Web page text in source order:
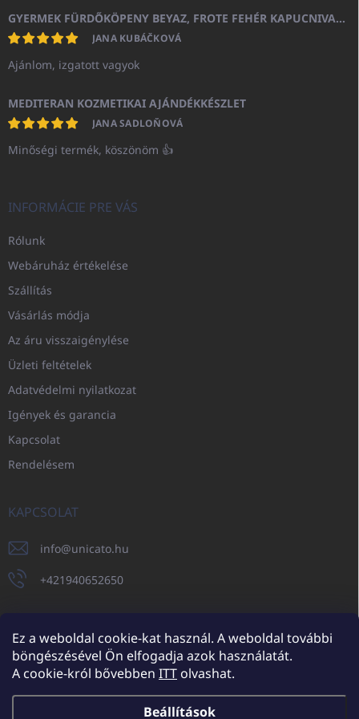
Ez a weboldal cookie-kat használ. A weboldal további
böngészésével Ön elfogadja azok használatát.
A cookie-król bővebben ITTolvashat.
Beállítások
GYERMEK FÜRDŐKÖPENY BEYAZ, FROTE FEHÉR KAPUCNIVAL (400GR)
JANA KUBÁČKOVÁ
Ajánlom, izgatott vagyok
MEDITERAN KOZMETIKAI AJÁNDÉKKÉSZLET
JANA SADLOŇOVÁ
Minőségi termék, köszönöm 👍
INFORMÁCIE PRE VÁS
Rólunk
Webáruház értékelése
Szállítás
Vásárlás módja
Az áru visszaigénylése
Üzleti feltételek
Adatvédelmi nyilatkozat
Igények és garancia
Kapcsolat
Rendelésem
KAPCSOLAT
info@unicato.hu
+421940652650
UNICATO.sk UNICATOshop.cz UNICATO.at UNICATO.hu
UNICATOshop.pl UNICATOshop.de